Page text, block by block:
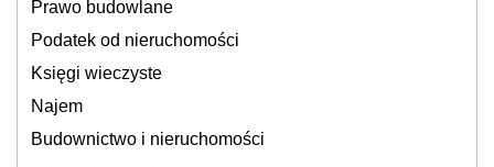
Prawo budowlane
Podatek od nieruchomości
Księgi wieczyste
Najem
Budownictwo i nieruchomości